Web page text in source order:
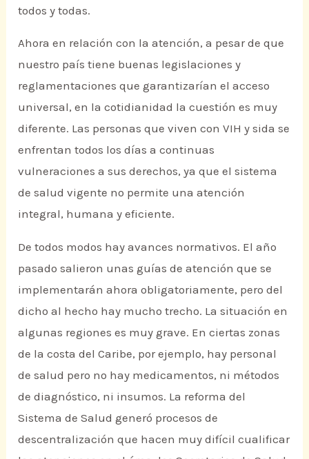
todos y todas.
Ahora en relación con la atención, a pesar de que
nuestro país tiene buenas legislaciones y
reglamentaciones que garantizarían el acceso
universal, en la cotidianidad la cuestión es muy
diferente. Las personas que viven con VIH y sida se
enfrentan todos los días a continuas
vulneraciones a sus derechos, ya que el sistema
de salud vigente no permite una atención
integral, humana y eficiente.
De todos modos hay avances normativos. El año
pasado salieron unas guías de atención que se
implementarán ahora obligatoriamente, pero del
dicho al hecho hay mucho trecho. La situación en
algunas regiones es muy grave. En ciertas zonas
de la costa del Caribe, por ejemplo, hay personal
de salud pero no hay medicamentos, ni métodos
de diagnóstico, ni insumos. La reforma del
Sistema de Salud generó procesos de
descentralización que hacen muy difícil cualificar